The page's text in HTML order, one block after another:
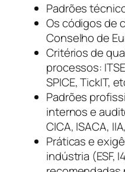
Padrões
Os códigos de
Conselho de
Critérios de
processos:
SPICE, TickIT,
Padrões
internos e
CICA, ISACA,
Práticas e
indústria (ESF,